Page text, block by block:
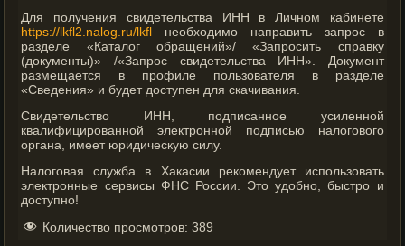
Для получения свидетельства ИНН в Личном кабинете
https://lkfl2.nalog.ru/lkfl необходимо направить запрос в
разделе «Каталог обращений»/ «Запросить справку
(документы)» /«Запрос свидетельства ИНН». Документ
размещается в профиле пользователя в разделе
«Сведения» и будет доступен для скачивания.
Свидетельство ИНН, подписанное усиленной
квалифицированной электронной подписью налогового
органа, имеет юридическую силу.
Налоговая служба в Хакасии рекомендует использовать
электронные сервисы ФНС России. Это удобно, быстро и
доступно!
Количество просмотров: 389